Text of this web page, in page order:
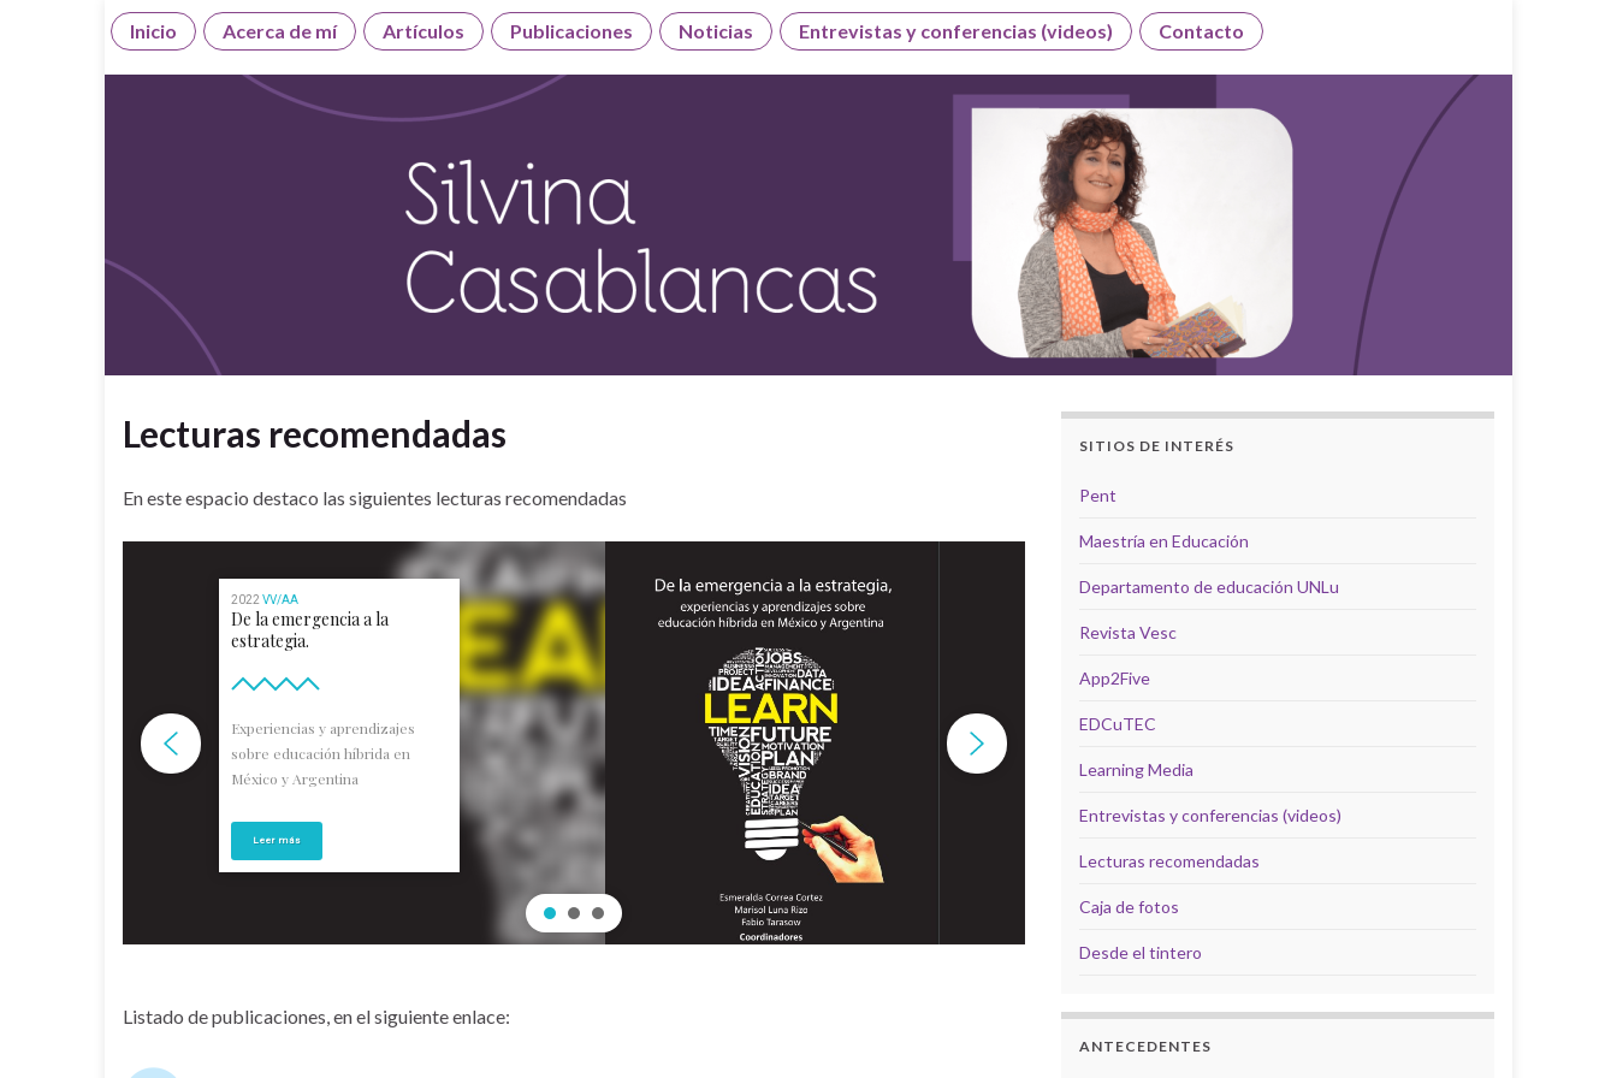
Inicio Acerca de mí Artículos Publicaciones Noticias Entrevistas y conferencias (videos) Contacto
Lecturas recomendadas
En este espacio destaco las siguientes lecturas recomendadas
2022 VV/AA
De la emergencia a la
estrategia.
Experiencias y aprendizajes
sobre educación híbrida en
México y Argentina
Leer más
Listado de publicaciones, en el siguiente enlace:
SITIOS DE INTERÉS
Pent
Maestría en Educación
Departamento de educación UNLu
Revista Vesc
App2Five
EDCuTEC
Learning Media
Entrevistas y conferencias (videos)
Lecturas recomendadas
Caja de fotos
Desde el tintero
ANTECEDENTES